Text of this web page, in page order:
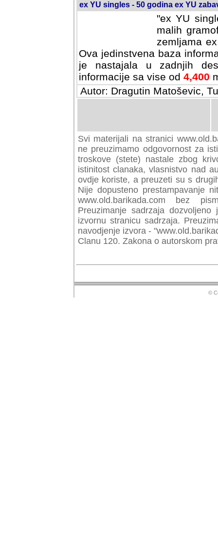
ex YU singles - 50 godina ex YU
"ex YU
malih
zemljama
Ova jedinstvena baza
je nastajala u zadnjih
informacije sa vise od 4,400
Autor: Dragutin Matoševic,
Svi materijali na stranici
preuzimamo odgovornost za
troskove (stete) nastale zbog
istinitost clanaka, vlasnistvo nad
ovdje koriste, a preuzeti su s
Nije dopusteno prestampavanje
www.old.barikada.com bez
Preuzimanje sadrzaja
izvornu stranicu sadrzaja.
navodjenje izvora -
Clanu 120. Zakona o autorskom
©